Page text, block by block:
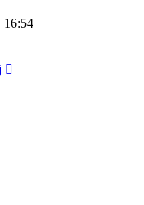
16:54